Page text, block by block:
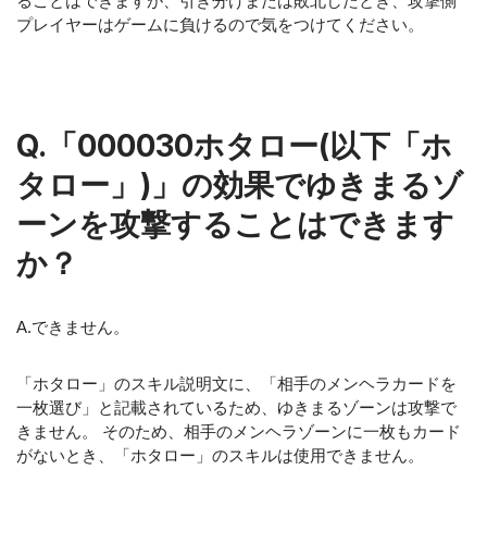
プレイヤーはゲームに負けるので気をつけてください。
Q.「000030ホタロー(以下「ホ
タロー」)」の効果でゆきまるゾ
ーンを攻撃することはできます
か？
A.できません。
「ホタロー」のスキル説明文に、「相手のメンヘラカードを
一枚選び」と記載されているため、ゆきまるゾーンは攻撃で
きません。 そのため、相手のメンヘラゾーンに一枚もカード
がないとき、「ホタロー」のスキルは使用できません。